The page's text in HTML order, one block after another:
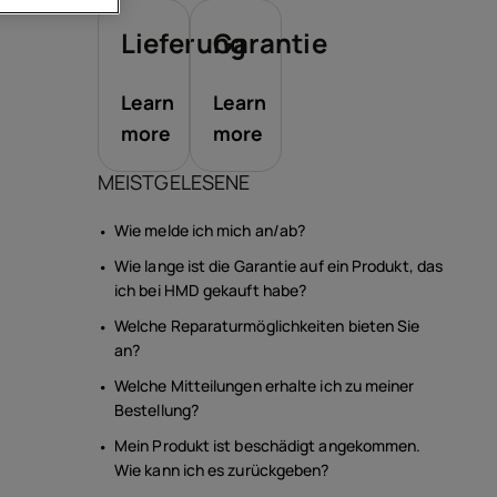
Lieferung
Learn
more
Garantie
Learn
more
MEISTGELESENE
Wie melde ich mich an/ab?
Wie lange ist die Garantie auf ein Produkt, das
ich bei HMD gekauft habe?
Welche Reparaturmöglichkeiten bieten Sie
an?
Welche Mitteilungen erhalte ich zu meiner
Bestellung?
Mein Produkt ist beschädigt angekommen.
Wie kann ich es zurückgeben?